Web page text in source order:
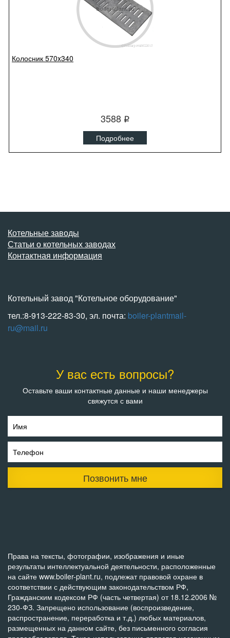
Колосник 570x340
3588 q
Подробнее
Котельные заводы
Статьи о котельных заводах
Контактная информация
Котельный завод "Котельное оборудование"
тел.:8-913-222-83-30, эл. почта: boiler-plantmail-
ru@mail.ru
У вас есть вопросы?
Оставьте ваши контактные данные и наши менеджеры
свяжутся с вами
Имя
Телефон
Позвонить мне
Права на тексты, фотографии, изображения и иные
результаты интеллектуальной деятельности, расположенные
на сайте www.boiler-plant.ru, подлежат правовой охране в
соответствии с действующим законодательством РФ,
Гражданским кодексом РФ (часть четвертая) от 18.12.2006 №
230-ФЗ. Запрещено использование (воспроизведение,
распространение, переработка и т.д.) любых материалов,
размещенных на данном сайте, без письменного согласия